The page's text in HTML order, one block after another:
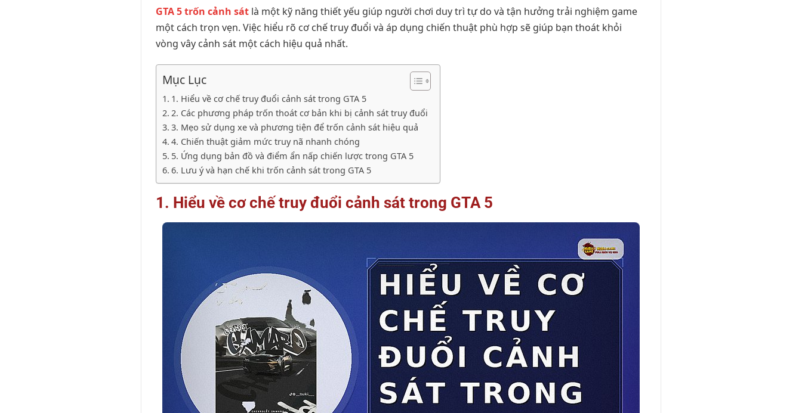
GTA 5 trốn cảnh sát là một kỹ năng thiết yếu giúp người chơi duy trì tự do và tận hưởng trải nghiệm game
một cách trọn vẹn. Việc hiểu rõ cơ chế truy đuổi và áp dụng chiến thuật phù hợp sẽ giúp bạn thoát khỏi
vòng vây cảnh sát một cách hiệu quả nhất.
Mục Lục
1. Hiểu về cơ chế truy đuổi cảnh sát trong GTA 5
2. Các phương pháp trốn thoát cơ bản khi bị cảnh sát truy đuổi
3. Mẹo sử dụng xe và phương tiện để trốn cảnh sát hiệu quả
4. Chiến thuật giảm mức truy nã nhanh chóng
5. Ứng dụng bản đồ và điểm ẩn nấp chiến lược trong GTA 5
6. Lưu ý và hạn chế khi trốn cảnh sát trong GTA 5
1. Hiểu về cơ chế truy đuổi cảnh sát trong GTA 5